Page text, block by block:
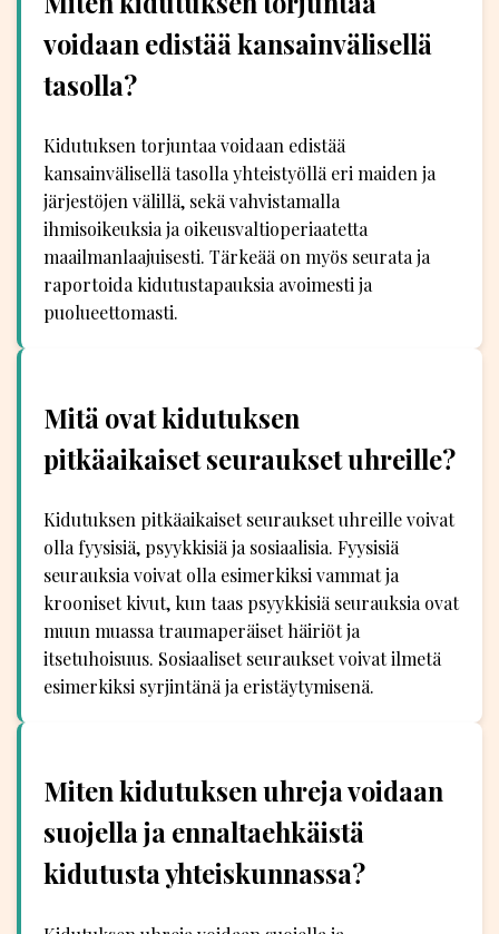
voidaan edistää kansainvälisellä
tasolla?
Kidutuksen torjuntaa voidaan edistää
kansainvälisellä tasolla yhteistyöllä eri maiden ja
järjestöjen välillä, sekä vahvistamalla
ihmisoikeuksia ja oikeusvaltioperiaatetta
maailmanlaajuisesti. Tärkeää on myös seurata ja
raportoida kidutustapauksia avoimesti ja
puolueettomasti.
Mitä ovat kidutuksen
pitkäaikaiset seuraukset uhreille?
Kidutuksen pitkäaikaiset seuraukset uhreille voivat
olla fyysisiä, psyykkisiä ja sosiaalisia. Fyysisiä
seurauksia voivat olla esimerkiksi vammat ja
krooniset kivut, kun taas psyykkisiä seurauksia ovat
muun muassa traumaperäiset häiriöt ja
itsetuhoisuus. Sosiaaliset seuraukset voivat ilmetä
esimerkiksi syrjintänä ja eristäytymisenä.
Miten kidutuksen uhreja voidaan
suojella ja ennaltaehkäistä
kidutusta yhteiskunnassa?